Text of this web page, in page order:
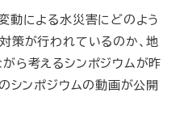
動による水災害にどのよう
策が行われているのか、地
ら考えるシンポジウムが昨
シンポジウムの動画が公開